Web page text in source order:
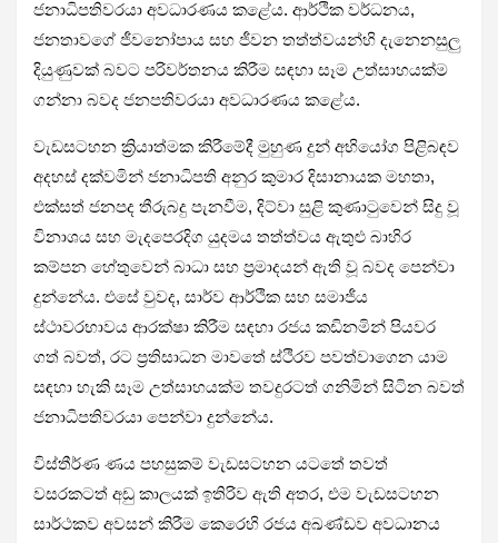
ජනාධිපතිවරයා අවධාරණය කළේය. ආර්ථික වර්ධනය,
ජනතාවගේ ජීවනෝපාය සහ ජීවන තත්ත්වයන්හි දැනෙනසුලු
දියුණුවක් බවට පරිවර්තනය කිරීම සඳහා සෑම උත්සාහයක්ම
ගන්නා බවද ජනපතිවරයා අවධාරණය කළේය.
වැඩසටහන ක්‍රියාත්මක කිරීමේදී මුහුණ දුන් අභියෝග පිළිබඳව
අදහස් දක්වමින් ජනාධිපති අනුර කුමාර දිසානායක මහතා,
එක්සත් ජනපද තීරුබදු පැනවීම, දිට්වා සුළි කුණාටුවෙන් සිදු වූ
විනාශය සහ මැදපෙරදිග යුදමය තත්ත්වය ඇතුළු බාහිර
කම්පන හේතුවෙන් බාධා සහ ප්‍රමාදයන් ඇති වූ බවද පෙන්වා
දුන්නේය. එසේ වුවද, සාර්ව ආර්ථික සහ සමාජීය
ස්ථාවරභාවය ආරක්ෂා කිරීම සඳහා රජය කඩිනමින් පියවර
ගත් බවත්, රට ප්‍රතිසාධන මාවතේ ස්ථිරව පවත්වාගෙන යාම
සඳහා හැකි සෑම උත්සාහයක්ම තවදුරටත් ගනිමින් සිටින බවත්
ජනාධිපතිවරයා පෙන්වා දුන්නේය.
විස්තීර්ණ ණය පහසුකම් වැඩසටහන යටතේ තවත්
වසරකටත් අඩු කාලයක් ඉතිරිව ඇති අතර, එම වැඩසටහන
සාර්ථකව අවසන් කිරීම කෙරෙහි රජය අඛණ්ඩව අවධානය